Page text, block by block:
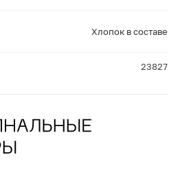
Хлопок в составе
23827